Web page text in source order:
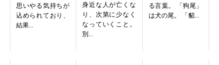
思いやる気持ちが
込められており、
結果...
身近な人が亡くな
り、次第に少なく
なっていくこと。
別...
る言葉。 「狗尾」
は犬の尾。 「貂...